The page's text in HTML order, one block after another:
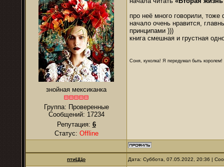
знойная мексиканка
Группа: Проверенные
Сообщений: 17234
Репутация: 6
Статус: Offline
про неё много говорили,
начало очень нравится,
принципами )))
книга смешная и грустная
Соня, куколка! Я передумал быть
птиЦЦо Дата: Суббота, 07.05.2022, 20:36 |